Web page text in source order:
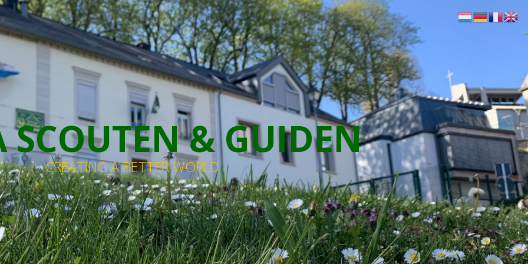
SCOUTEN & GUIDEN
CREATING A BETTER WORLD